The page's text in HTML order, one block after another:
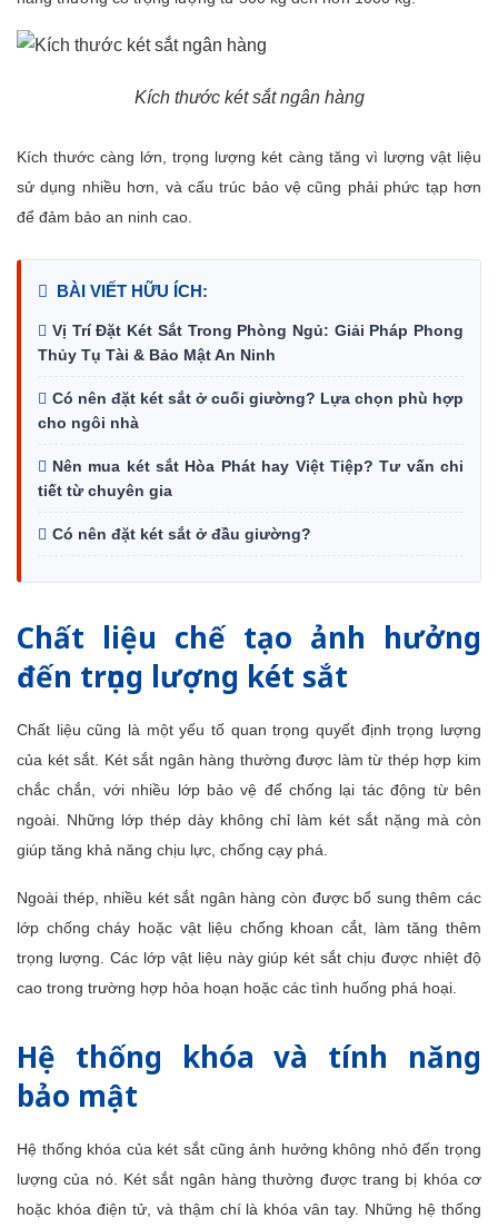
Kích thước két sắt ngân hàng
Kích thước càng lớn, trọng lượng két càng tăng vì lượng vật liệu
sử dụng nhiều hơn, và cấu trúc bảo vệ cũng phải phức tạp hơn
để đảm bảo an ninh cao.
BÀI VIẾT HỮU ÍCH:
Vị Trí Đặt Két Sắt Trong Phòng Ngủ: Giải Pháp Phong
Thủy Tụ Tài & Bảo Mật An Ninh
Có nên đặt két sắt ở cuối giường? Lựa chọn phù hợp
cho ngôi nhà
Nên mua két sắt Hòa Phát hay Việt Tiệp? Tư vấn chi
tiết từ chuyên gia
Có nên đặt két sắt ở đầu giường?
Chất liệu chế tạo ảnh hưởng
đến trọng lượng két sắt
Chất liệu cũng là một yếu tố quan trọng quyết định trọng lượng
của két sắt. Két sắt ngân hàng thường được làm từ thép hợp kim
chắc chắn, với nhiều lớp bảo vệ để chống lại tác động từ bên
ngoài. Những lớp thép dày không chỉ làm két sắt nặng mà còn
giúp tăng khả năng chịu lực, chống cạy phá.
Ngoài thép, nhiều két sắt ngân hàng còn được bổ sung thêm các
lớp chống cháy hoặc vật liệu chống khoan cắt, làm tăng thêm
trọng lượng. Các lớp vật liệu này giúp két sắt chịu được nhiệt độ
cao trong trường hợp hỏa hoạn hoặc các tình huống phá hoại.
Hệ thống khóa và tính năng
bảo mật
Hệ thống khóa của két sắt cũng ảnh hưởng không nhỏ đến trọng
lượng của nó. Két sắt ngân hàng thường được trang bị khóa cơ
hoặc khóa điện tử, và thậm chí là khóa vân tay. Những hệ thống